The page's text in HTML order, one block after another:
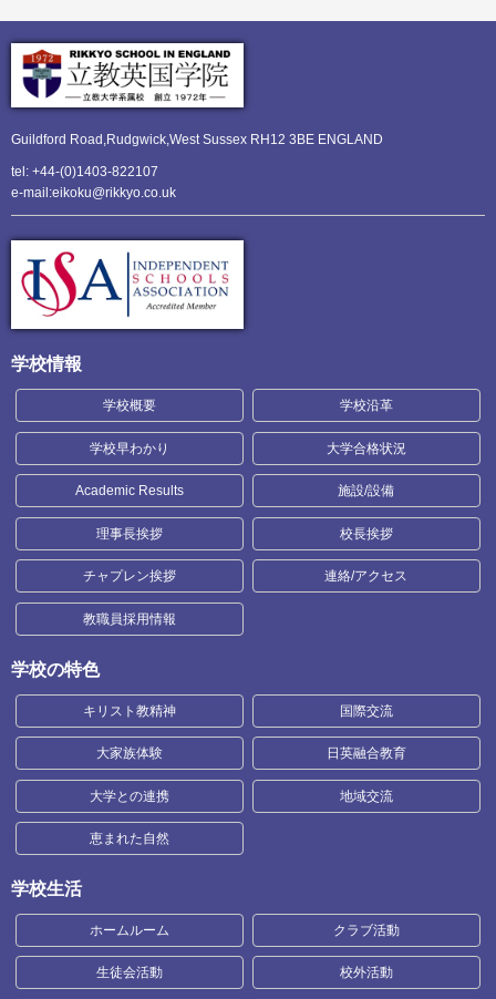
Guildford Road,Rudgwick, West Sussex RH12 3BE ENGLAND
tel: +44-(0)1403-822107
e-mail:eikoku@rikkyo.co.uk
学校情報
学校概要 学校沿革
学校早わかり 大学合格状況
Academic Results 施設/設備
理事長挨拶 校長挨拶
チャプレン挨拶 連絡/アクセス
教職員採用情報
学校の特色
キリスト教精神 国際交流
大家族体験 日英融合教育
大学との連携 地域交流
恵まれた自然
学校生活
ホームルーム クラブ活動
生徒会活動 校外活動